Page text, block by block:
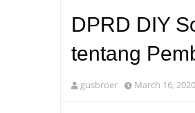
DPRD DIY
tentang
gusbroer March 16, 2020